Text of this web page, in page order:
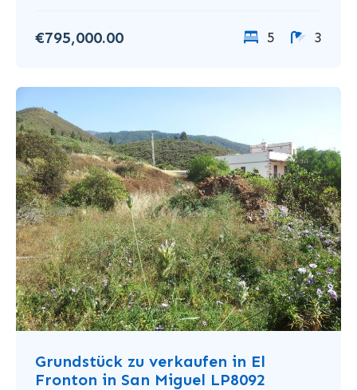
€795,000.00 5 3
Grundstück zu verkaufen in El
Fronton in San Miguel LP8092